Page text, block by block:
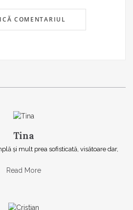
Tina
şi mult prea sofisticată, visătoare dar,
Read More